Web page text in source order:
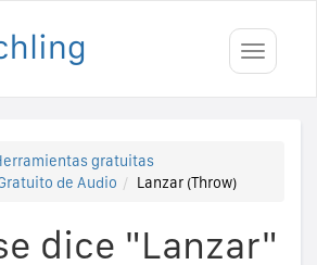
Toggle
gratuitas
de Audio
Lanzar (Throw)
dice "Lanzar"